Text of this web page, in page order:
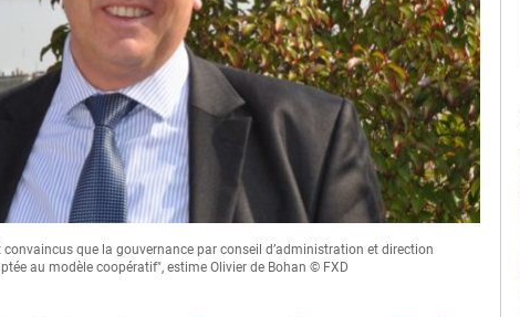
que la gouvernance par conseil d’administration et direction
au modèle coopératif", estime Olivier de Bohan © FXD